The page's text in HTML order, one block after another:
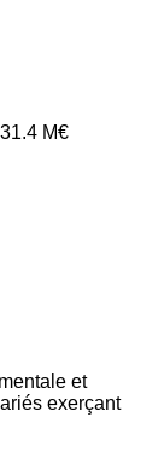
31.4 M€
et
exerçant